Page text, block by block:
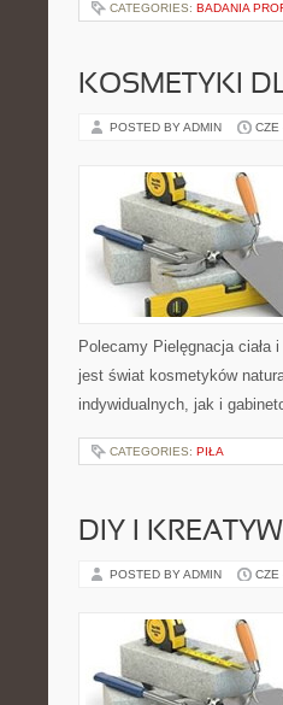
CATEGORIES: BADANIA
KOSMETYKI
POSTED BY ADMIN CZE
Polecamy Pielęgnacja ciała
jest świat kosmetyków
indywidualnych, jak i
CATEGORIES: PIŁA
DIY I
POSTED BY ADMIN CZE